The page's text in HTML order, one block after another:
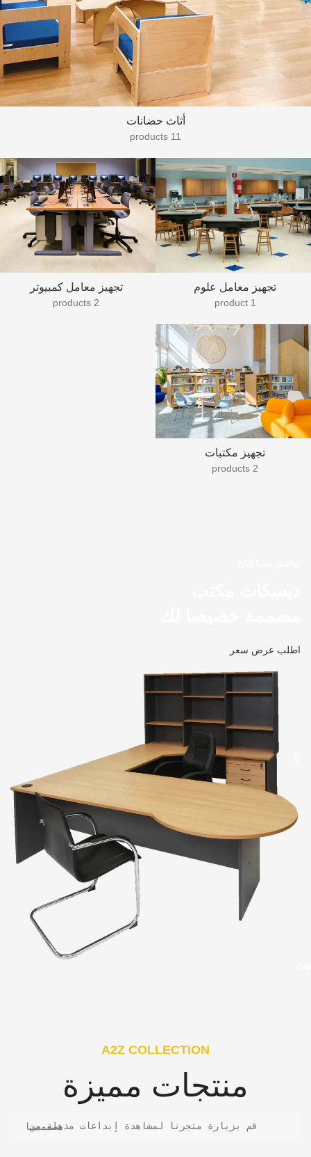
أثاث حضانات
11 products
تجهيز معامل علوم
1 product
تجهيز معامل كمبيوتر
2 products
تجهيز مكتبات
2 products
اطلب عرض سعر
A2Z COLLECTION
منتجات مميزة
قم بزيارة متجرنا لمشاهدة إبداعات مذهلة من مصممينا